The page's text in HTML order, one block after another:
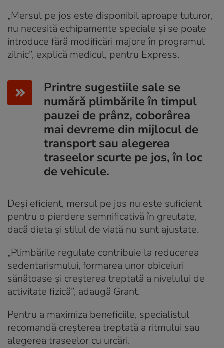
„Mersul pe jos este disponibil aproape tuturor,
nu necesită echipamente speciale și se poate
introduce fără modificări majore în programul
zilnic”, explică medicul, pentru Express.
Printre sugestiile sale se
numără plimbările în timpul
pauzei de prânz, coborârea
mai devreme din mijlocul de
transport sau alegerea
traseelor scurte pe jos, în loc
de vehicule.
Deși eficient, mersul pe jos nu este suficient
pentru o pierdere semnificativă în greutate,
dacă dieta și stilul de viață nu sunt ajustate.
„Plimbările regulate contribuie la reducerea
sedentarismului, formarea unor obiceiuri
sănătoase și creșterea treptată a nivelului de
activitate fizică”, adaugă Grant.
Pentru a maximiza beneficiile, specialistul
recomandă creșterea treptată a ritmului sau
alegerea traseelor cu urcări.